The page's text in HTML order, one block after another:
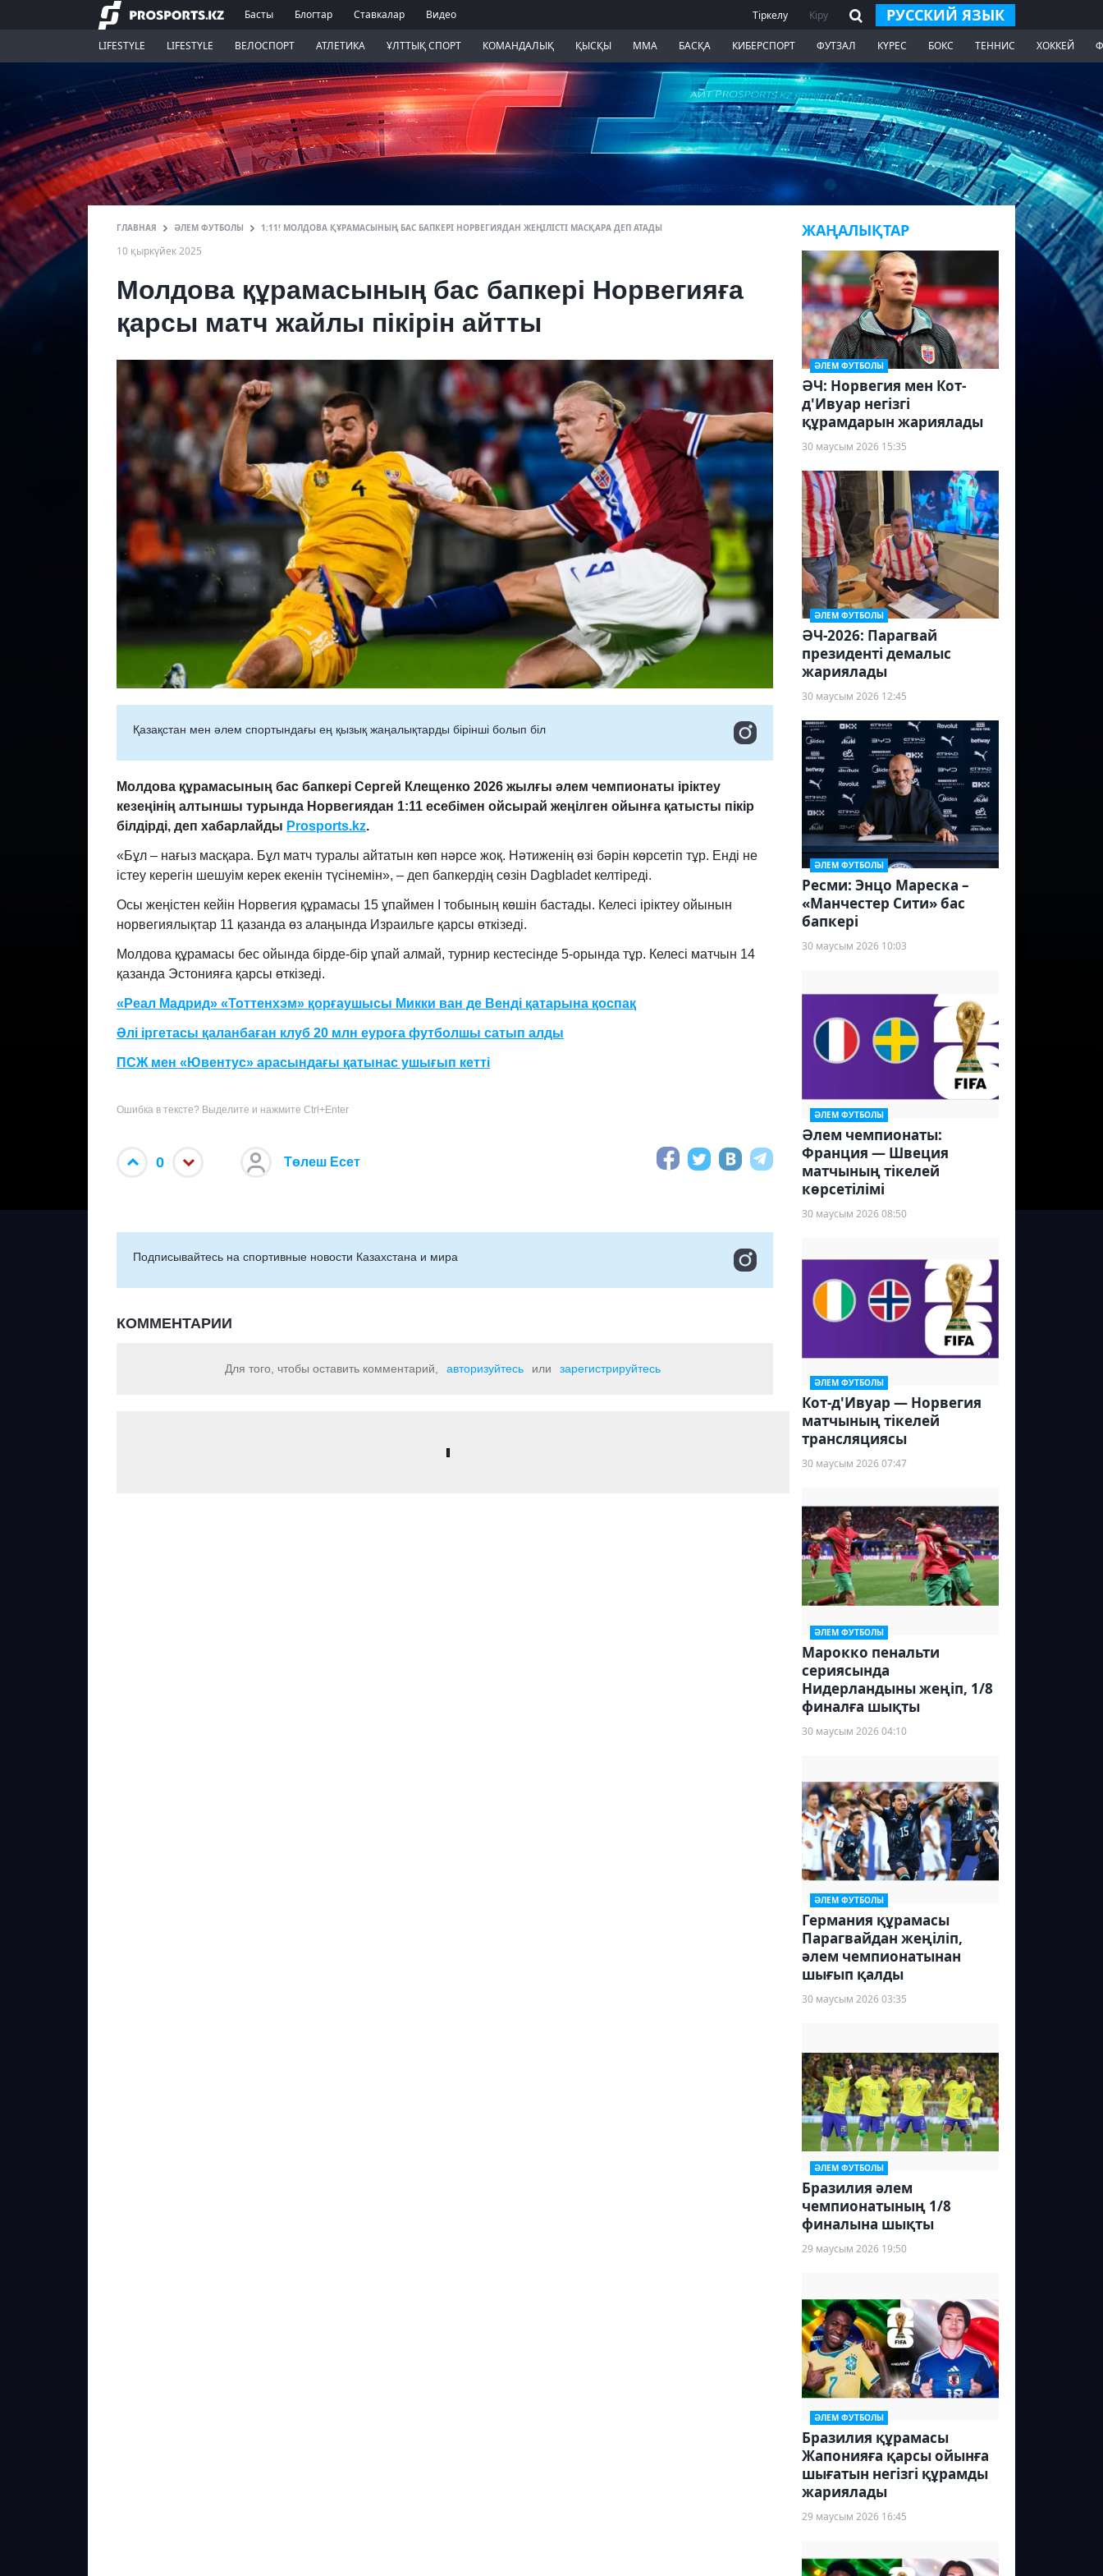
Басты Блогтар Ставкалар Видео Тіркелу Кіру РУССКИЙ ЯЗЫК
LIFESTYLE LIFESTYLE ВЕЛОСПОРТ АТЛЕТИКА ҰЛТТЫҚ СПОРТ КОМАНДАЛЫҚ ҚЫСҚЫ ММА БАСҚА КИБЕРСПОРТ ФУТЗАЛ КҮРЕС БОКС ТЕННИС ХОККЕЙ
ГЛАВНАЯ ӘЛЕМ ФУТБОЛЫ 1:11! МОЛДОВА ҚҰРАМАСЫНЫҢ БАС БАПКЕРІ НОРВЕГИЯДАН ЖЕҢІЛІСТІ МАСҚАРА ДЕП АТАДЫ
10 қыркүйек 2025
Молдова құрамасының бас бапкері Норвегияға
қарсы матч жайлы пікірін айтты
Қазақстан мен әлем спортындағы ең қызық жаңалықтарды бірінші болып біл
Молдова құрамасының бас бапкері Сергей Клещенко 2026 жылғы әлем чемпионаты іріктеу
кезеңінің алтыншы турында Норвегиядан 1:11 есебімен ойсырай жеңілген ойынға қатысты пікір
білдірді, деп хабарлайды Prosports.kz.
«Бұл – нағыз масқара. Бұл матч туралы айтатын көп нәрсе жоқ. Нәтиженің өзі бәрін көрсетіп тұр. Енді не
істеу керегін шешуім керек екенін түсінемін», – деп бапкердің сөзін Dagbladet келтіреді.
Осы жеңістен кейін Норвегия құрамасы 15 ұпаймен I тобының көшін бастады. Келесі іріктеу ойынын
норвегиялықтар 11 қазанда өз алаңында Израильге қарсы өткізеді.
Молдова құрамасы бес ойында бірде-бір ұпай алмай, турнир кестесінде 5-орында тұр. Келесі матчын 14
қазанда Эстонияға қарсы өткізеді.
«Реал Мадрид» «Тоттенхэм» қорғаушысы Микки ван де Венді қатарына қоспақ
Әлі іргетасы қаланбаған клуб 20 млн еуроға футболшы сатып алды
ПСЖ мен «Ювентус» арасындағы қатынас ушығып кетті
Ошибка в тексте? Выделите и нажмите Ctrl+Enter
0 Төлеш Есет
Подписывайтесь на cпортивные новости Казахстана и мира
КОММЕНТАРИИ
Для того, чтобы оставить комментарий, авторизуйтесь или зарегистрируйтесь
ЖАҢАЛЫҚТАР
ӘЛЕМ ФУТБОЛЫ
ӘЧ: Норвегия мен Кот-
д'Ивуар негізгі
құрамдарын жариялады
30 маусым 2026 15:35
ӘЛЕМ ФУТБОЛЫ
ӘЧ-2026: Парагвай
президенті демалыс
жариялады
30 маусым 2026 12:45
ӘЛЕМ ФУТБОЛЫ
Ресми: Энцо Мареска –
«Манчестер Сити» бас
бапкері
30 маусым 2026 10:03
ӘЛЕМ ФУТБОЛЫ
Әлем чемпионаты:
Франция — Швеция
матчының тікелей
көрсетілімі
30 маусым 2026 08:50
ӘЛЕМ ФУТБОЛЫ
Кот-д'Ивуар — Норвегия
матчының тікелей
трансляциясы
30 маусым 2026 07:47
ӘЛЕМ ФУТБОЛЫ
Марокко пенальти
сериясында
Нидерландыны жеңіп, 1/8
финалға шықты
30 маусым 2026 04:10
ӘЛЕМ ФУТБОЛЫ
Германия құрамасы
Парагвайдан жеңіліп,
әлем чемпионатынан
шығып қалды
30 маусым 2026 03:35
ӘЛЕМ ФУТБОЛЫ
Бразилия әлем
чемпионатының 1/8
финалына шықты
29 маусым 2026 19:50
ӘЛЕМ ФУТБОЛЫ
Бразилия құрамасы
Жапонияға қарсы ойынға
шығатын негізгі құрамды
жариялады
29 маусым 2026 16:45